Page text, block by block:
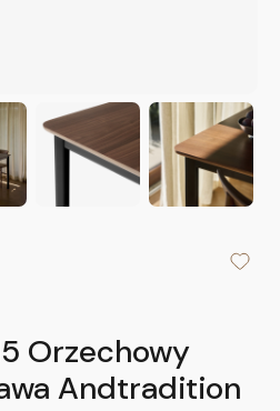
Orzechowy
Andtradition